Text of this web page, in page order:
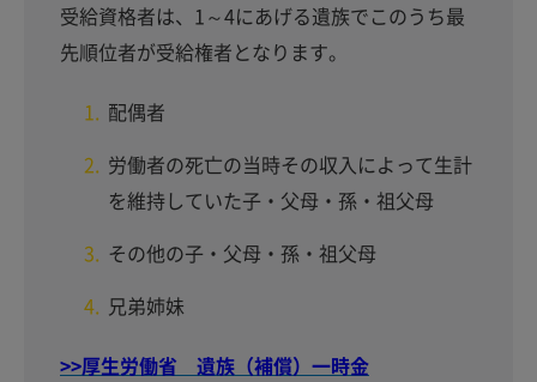
受給資格者は、1～4にあげる遺族でこのうち最
先順位者が受給権者となります。
配偶者
労働者の死亡の当時その収入によって生計
を維持していた子・父母・孫・祖父母
その他の子・父母・孫・祖父母
兄弟姉妹
>>厚生労働省 遺族（補償）一時金